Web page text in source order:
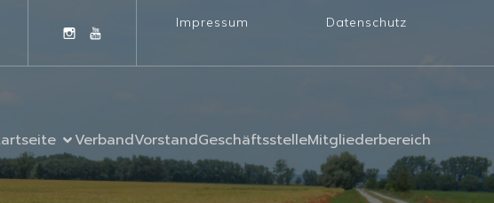
Impressum Datenschutz
VerbandVorstandGeschäftsstelleMitgliederbereich